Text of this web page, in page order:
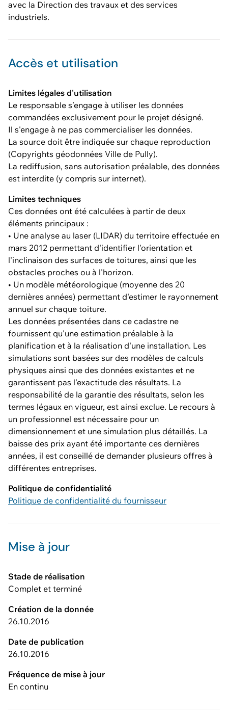
avec la Direction des travaux et des services
industriels.
Accès et utilisation
Limites légales d'utilisation
Le responsable s’engage à utiliser les données
commandées exclusivement pour le projet désigné.
Il s'engage à ne pas commercialiser les données.
La source doit être indiquée sur chaque reproduction
(Copyrights géodonnées Ville de Pully).
La rediffusion, sans autorisation préalable, des données
est interdite (y compris sur internet).
Limites techniques
Ces données ont été calculées à partir de deux
éléments principaux :
• Une analyse au laser (LIDAR) du territoire effectuée en
mars 2012 permettant d'identifier l'orientation et
l'inclinaison des surfaces de toitures, ainsi que les
obstacles proches ou à l'horizon.
• Un modèle météorologique (moyenne des 20
dernières années) permettant d'estimer le rayonnement
annuel sur chaque toiture.
Les données présentées dans ce cadastre ne
fournissent qu'une estimation préalable à la
planification et à la réalisation d'une installation. Les
simulations sont basées sur des modèles de calculs
physiques ainsi que des données existantes et ne
garantissent pas l'exactitude des résultats. La
responsabilité de la garantie des résultats, selon les
termes légaux en vigueur, est ainsi exclue. Le recours à
un professionnel est nécessaire pour un
dimensionnement et une simulation plus détaillés. La
baisse des prix ayant été importante ces dernières
années, il est conseillé de demander plusieurs offres à
différentes entreprises.
Politique de confidentialité
Politique de confidentialité du fournisseur
Mise à jour
Stade de réalisation
Complet et terminé
Création de la donnée
26.10.2016
Date de publication
26.10.2016
Fréquence de mise à jour
En continu